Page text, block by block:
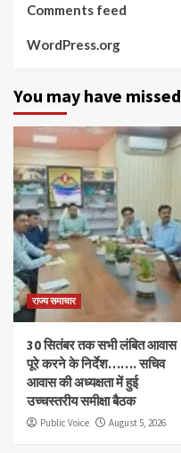
Comments feed
WordPress.org
You may have missed
राज्य समाचार
30 सितंबर तक सभी लंबित आवास
पूरे करने के निर्देश……. सचिव
आवास की अध्यक्षता में हुई
उच्चस्तरीय समीक्षा बैठक
Public Voice August 5, 2026